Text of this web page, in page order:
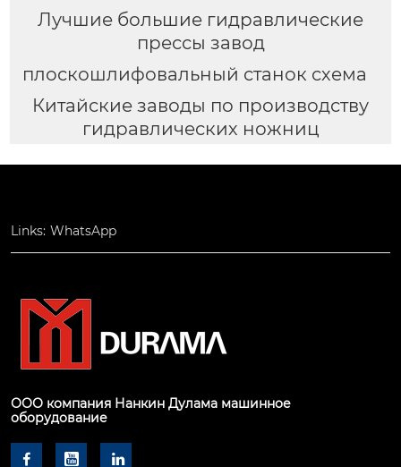
Лучшие большие гидравлические
прессы завод
плоскошлифовальный станок схема
Китайские заводы по производству
гидравлических ножниц
Links: WhatsApp
ООО компания Нанкин Дулама машинное
оборудование
  